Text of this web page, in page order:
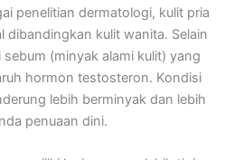
penelitian dermatologi, kulit pria
dibandingkan kulit wanita. Selain
(minyak alami kulit) yang
hormon testosteron. Kondisi
lebih berminyak dan lebih
penuaan dini.